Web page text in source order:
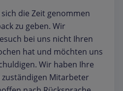
die Zeit genommen
zu geben. Wir
bei uns nicht Ihren
hat und möchten uns
Wir haben Ihre
Mitarbeter